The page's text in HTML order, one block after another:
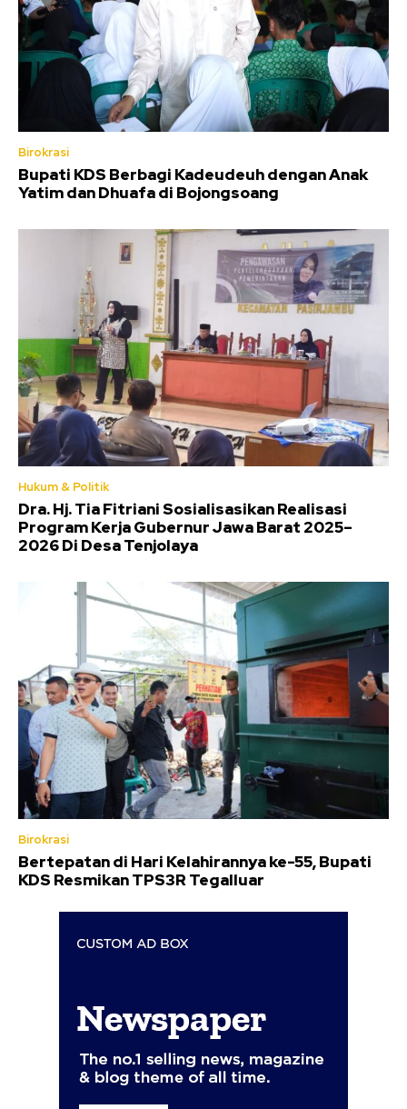
Birokrasi
Bupati KDS Berbagi Kadeudeuh dengan Anak
Yatim dan Dhuafa di Bojongsoang
Hukum & Politik
Dra. Hj. Tia Fitriani Sosialisasikan Realisasi
Program Kerja Gubernur Jawa Barat 2025–
2026 Di Desa Tenjolaya
Birokrasi
Bertepatan di Hari Kelahirannya ke-55, Bupati
KDS Resmikan TPS3R Tegalluar